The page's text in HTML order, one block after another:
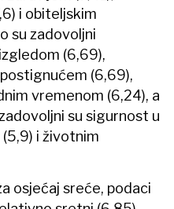
i obiteljskim
su zadovoljni
(6,69),
(6,69),
vremenom (6,24), a
su sigurnost u
i životnim
osjećaj sreće, podaci